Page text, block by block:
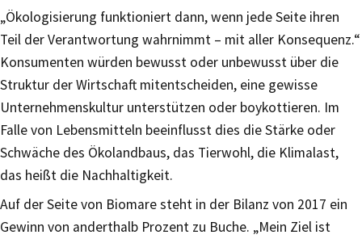
„Ökologisierung funktioniert dann, wenn jede Seite ihren
Teil der Verantwortung wahrnimmt – mit aller Konsequenz.“
Konsumenten würden bewusst oder unbewusst über die
Struktur der Wirtschaft mitentscheiden, eine gewisse
Unternehmenskultur unterstützen oder boykottieren. Im
Falle von Lebensmitteln beeinflusst dies die Stärke oder
Schwäche des Ökolandbaus, das Tierwohl, die Klimalast,
das heißt die Nachhaltigkeit.
Auf der Seite von Biomare steht in der Bilanz von 2017 ein
Gewinn von anderthalb Prozent zu Buche. „Mein Ziel ist